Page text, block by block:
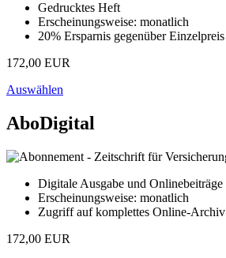
Gedrucktes Heft
Erscheinungsweise: monatlich
20% Ersparnis gegenüber Einzelpreis
172,00 EUR
Auswählen
AboDigital
Digitale Ausgabe und Onlinebeiträge
Erscheinungsweise: monatlich
Zugriff auf komplettes Online-Archiv
172,00 EUR